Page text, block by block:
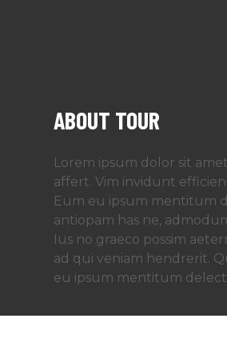
ABOUT TOUR
Lorem ipsum dolor sit
affert. Vim invidunt
Eum eu ipsum mentitum
antiopam has ne,
Ius no graeco possim
ad qui veniam hendrerit.
eu ipsum mentitum